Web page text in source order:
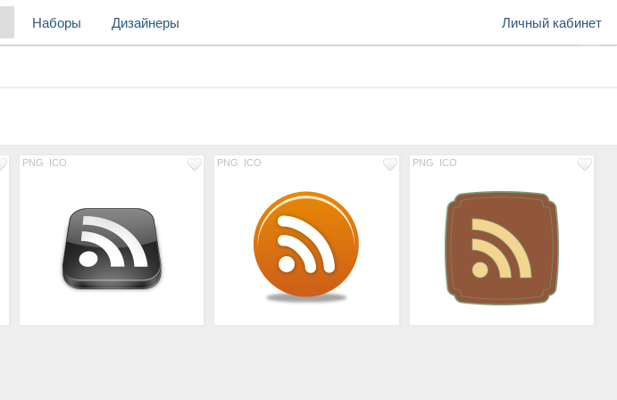
Личный кабинет
Наборы Дизайнеры
PNG ICO PNG ICO PNG ICO